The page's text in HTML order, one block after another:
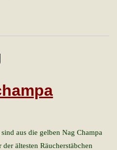
aus die gelben Nag Champa
ältesten Räucherstäbchen